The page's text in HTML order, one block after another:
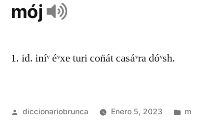
mój
1. id. iníᵛ éᵛxe turi con̈át casáᵛra dóᵛsh.
diccionariobrunca Enero 5, 2023 m